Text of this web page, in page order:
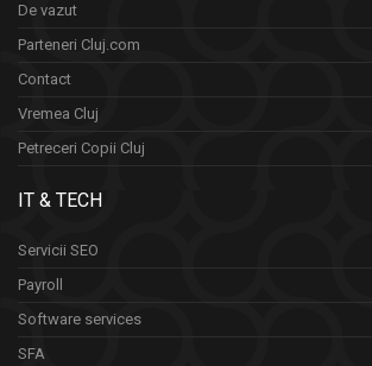
De vazut
Parteneri Cluj.com
Contact
Vremea Cluj
Petreceri Copii Cluj
IT & TECH
Servicii SEO
Payroll
Software services
SFA